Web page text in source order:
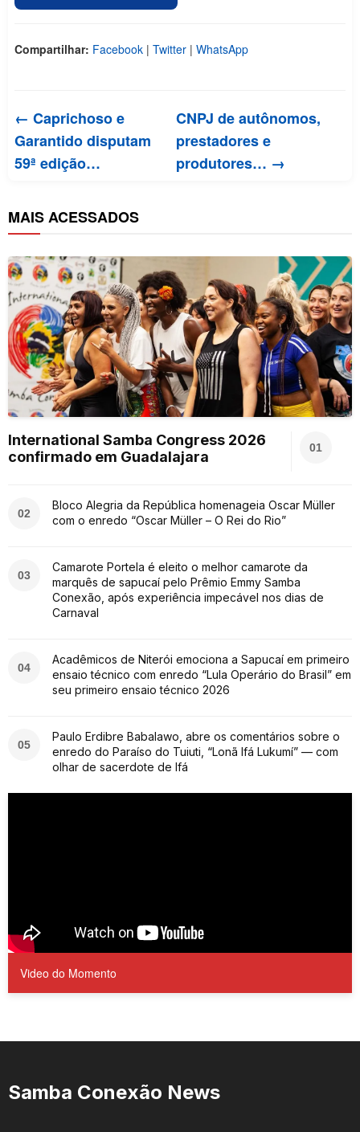
Compartilhar: Facebook | Twitter | WhatsApp
← Caprichoso e
Garantido disputam
59ª edição…
CNPJ de autônomos,
prestadores e
produtores… →
MAIS ACESSADOS
International Samba Congress 2026
confirmado em Guadalajara
01
02
Bloco Alegria da República homenageia Oscar Müller
com o enredo “Oscar Müller – O Rei do Rio”
03
Camarote Portela é eleito o melhor camarote da
marquês de sapucaí pelo Prêmio Emmy Samba
Conexão, após experiência impecável nos dias de
Carnaval
04
Acadêmicos de Niterói emociona a Sapucaí em primeiro
ensaio técnico com enredo “Lula Operário do Brasil” em
seu primeiro ensaio técnico 2026
05
Paulo Erdibre Babalawo, abre os comentários sobre o
enredo do Paraíso do Tuiuti, “Lonã Ifá Lukumí” — com
olhar de sacerdote de Ifá
Video do Momento
Samba Conexão News